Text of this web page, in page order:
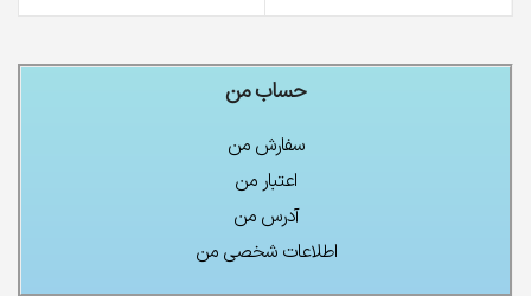
حساب من
سفارش من
اعتبار من
آدرس من
اطلاعات شخصی من